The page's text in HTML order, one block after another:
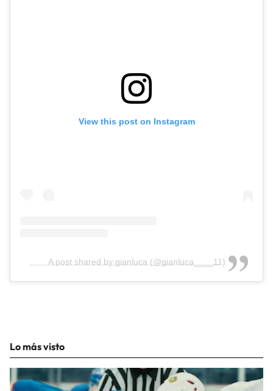
View this post on Instagram
A post shared by gianluca (@gianluca____11)
Lo más visto